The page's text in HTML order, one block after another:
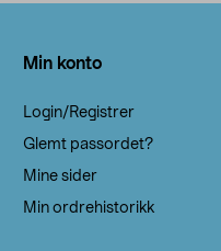
Min konto
Login/Registrer
Glemt passordet?
Mine sider
Min ordrehistorikk